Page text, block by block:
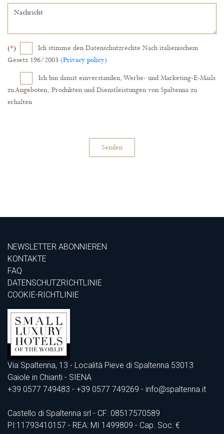
(*)
Ich stimme den Datenschutzrechte Nach italienischem
Gesetz 196/2003 (Privacy policy)
Ich bin damit einverstanden, Werbe- und Marketing-E-Mails
zu Angeboten, Produkten und Dienstleistungen von Spaltenna zu
erhalten
Senden
NEWSLETTER ABONNIEREN
KONTAKTE
FAQ
DATENSCHUTZRICHTLINIE
COOKIE-RICHTLINIE
Via Spaltenna, 13 - Località Pieve di Spaltenna 53013
Gaiole in Chianti - SIENA
+39 0577 749483 - +39 0577 749269 - info@spaltenna.it
Castello di Spaltenna srl - CF: 08517570589
PI:11793410157 - REA: MI 1499809 - Cap. Soc: €